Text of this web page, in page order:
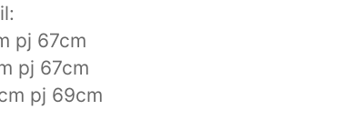
pj 67cm
pj 67cm
pj 69cm